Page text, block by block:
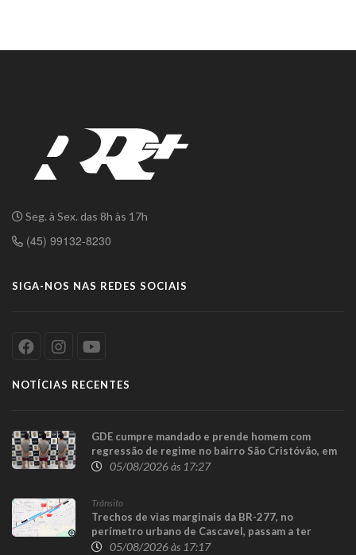
Seg. à Sex. das 8h às 17h
(45) 99132-8230
SIGA-NOS NAS REDES SOCIAIS
NOTÍCIAS RECENTES
GDE cumpre mandado e prende homem com
regressão de regime no bairro São Cristóvão, em
Cascavel
05/08/2026 às 17:27
Trânsito
Trechos de vias marginais da BR-277, no
perímetro urbano de Cascavel, passam a ter
sentido único para execução das obras da
05/08/2026 às 17:17